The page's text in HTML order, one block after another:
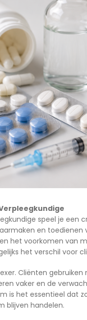
speel je een
en
het voorkomen van
het verschil voor
Cliënten
vaker en de
is het essentieel dat
blijven handelen.